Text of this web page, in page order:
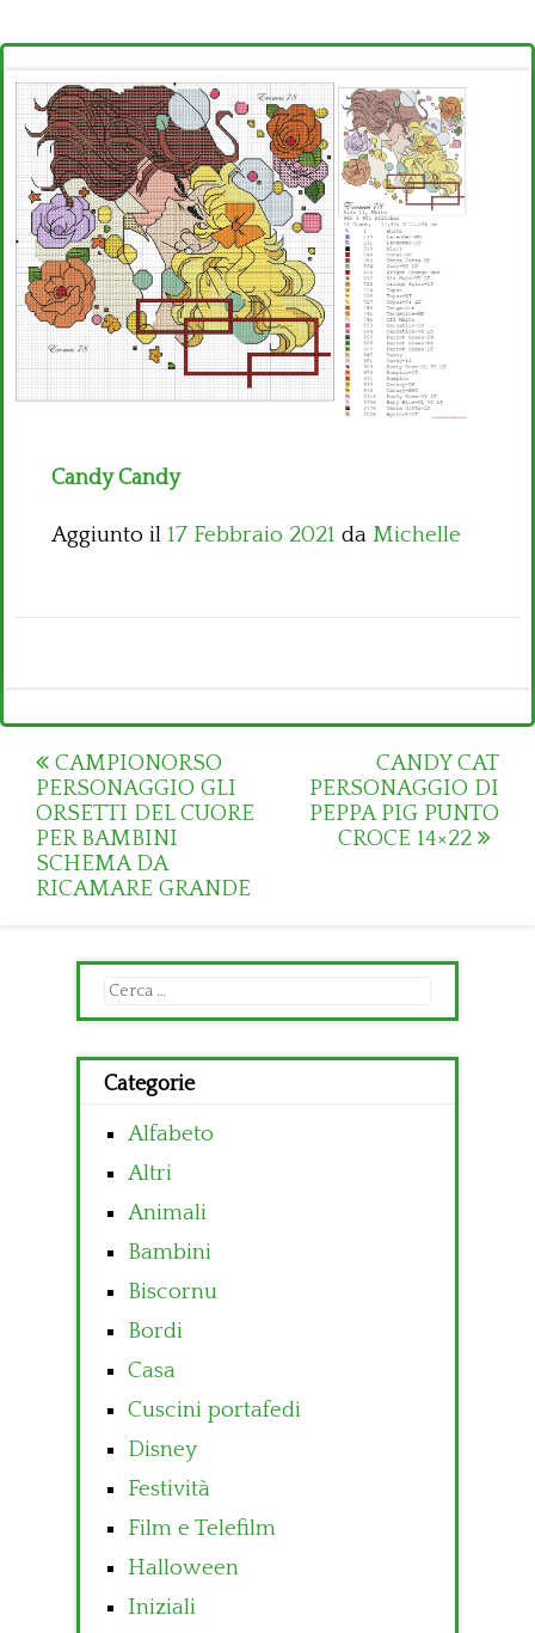
Ultimi schemi
Alfabeto
Bambini
Disney
Thun
Candy Candy
Aggiunto il 17 Febbraio 2021 da Michelle
Post
navigation
CAMPIONORSO
PERSONAGGIO GLI
ORSETTI DEL CUORE
PER BAMBINI
SCHEMA DA
RICAMARE GRANDE
CANDY CAT
PERSONAGGIO DI
PEPPA PIG PUNTO
CROCE 14×22
Ricerca
per:
Categorie
Alfabeto
Altri
Animali
Bambini
Biscornu
Bordi
Casa
Cuscini portafedi
Disney
Festività
Film e Telefilm
Halloween
Iniziali